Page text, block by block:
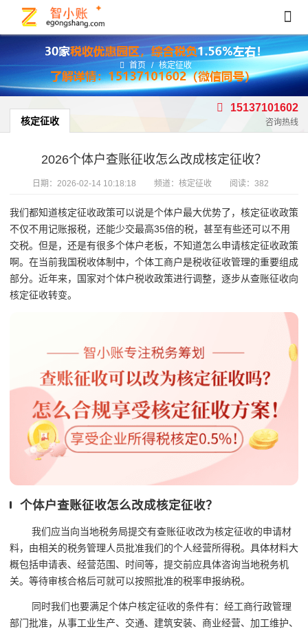
首页 / 核定征收
核定征收
15137101602
咨询热线
2026个体户查账征收怎么改成核定征收？
日期： 2026-02-14 10:18:18 频道： 核定征收 阅读：382
我们都知道核定征收政策可以说是个体户最大优势了，核定征收政策
不仅不用记账报税，还能少交最高35倍的税，甚至有些还可以不用
交税。但是，还是有很多个体户老板，不知道怎么申请核定征收政策
啊。在当前我国税收体制中，个体工商户是税收征收管理的重要组成
部分。近年来，国家对个体户税收政策进行调整，逐步从查账征收向
核定征收转变。
个体户查账征收怎么改成核定征收？
我们应当向当地税务局提交有查账征收改为核定征收的申请材
料，由相关的税务管理人员批准我们的个人经营所得税。具体材料大
概包括申请表、经营范围、时间等，提交前应具体咨询当地税务机
关。等待审核合格后可就可以按照批准的税率申报纳税。
同时我们也要满足个体户核定征收的条件有：经工商行政管理
部门批准，从事工业生产、交通、建筑安装、商业经营、加工维护、